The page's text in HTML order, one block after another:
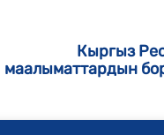
Кыргыз
маалыматтардын